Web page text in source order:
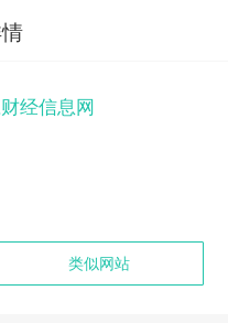
经信息网
类似网站